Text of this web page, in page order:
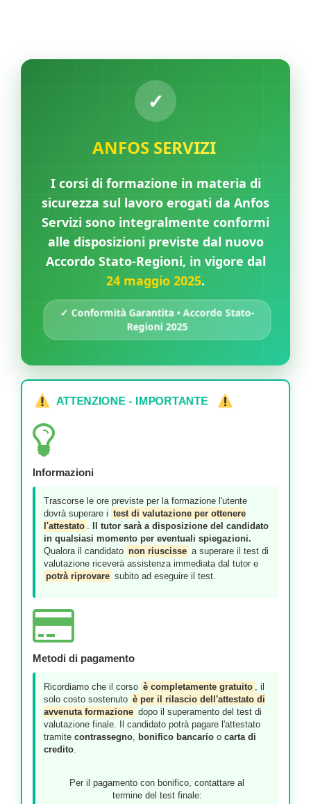
✓
ANFOS SERVIZI
I corsi di formazione in materia di
sicurezza sul lavoro erogati da Anfos
Servizi sono integralmente conformi
alle disposizioni previste dal nuovo
Accordo Stato-Regioni, in vigore dal
24 maggio 2025.
✓ Conformità Garantita • Accordo Stato-
Regioni 2025
ATTENZIONE - IMPORTANTE
Informazioni
Trascorse le ore previste per la formazione l'utente
dovrà superare i test di valutazione per ottenere
l'attestato .
Il tutor sarà a disposizione del candidato
in qualsiasi momento per eventuali spiegazioni.
Qualora il candidato non riuscisse a superare il test di
valutazione riceverà assistenza immediata dal tutor e
potrà riprovare subito ad eseguire il test.
Metodi di pagamento
Ricordiamo che il corso è completamente gratuito , il
solo costo sostenuto è per il rilascio dell'attestato di
avvenuta formazione dopo il superamento del test di
valutazione finale. Il candidato potrà pagare l'attestato
tramite contrassegno, bonifico bancario o carta di
credito.
Per il pagamento con bonifico, contattare al
termine del test finale: